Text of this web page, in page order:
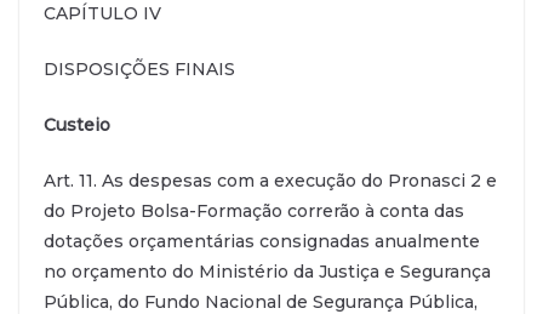
CAPÍTULO IV
DISPOSIÇÕES FINAIS
Custeio
Art. 11. As despesas com a execução do Pronasci 2 e
do Projeto Bolsa-Formação correrão à conta das
dotações orçamentárias consignadas anualmente
no orçamento do Ministério da Justiça e Segurança
Pública, do Fundo Nacional de Segurança Pública,